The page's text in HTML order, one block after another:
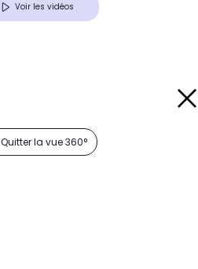
Voir les vidéos
Quitter la vue 360°